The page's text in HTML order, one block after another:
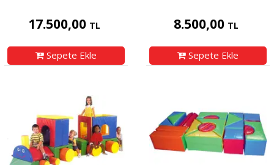
17.500,00 TL
Sepete Ekle
8.500,00 TL
Sepete Ekle